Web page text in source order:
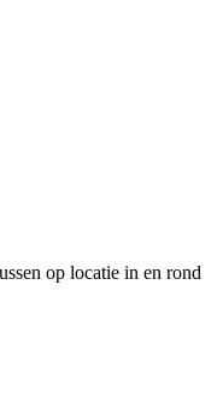
op locatie in en rond